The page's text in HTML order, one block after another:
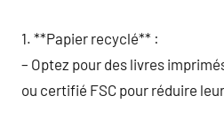
1. **Papier recyclé** :
– Optez pour des livres
ou certifié FSC pour réduire